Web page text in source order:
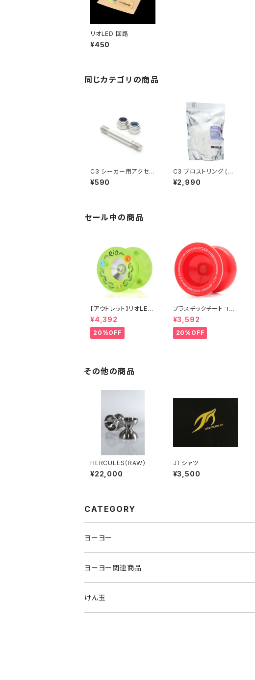
リオLED 回路
¥450
同じカテゴリの商品
C3 シーカー用アクセル
ナットセット
¥590
C3 プロストリング (細
め) x100
¥2,990
セール中の商品
【アウトレット】リオLED
（イエロー）
¥4,392
20%OFF
プラスチックチートコー
ド（レッド）
¥3,592
20%OFF
その他の商品
HERCULES（RAW）
¥22,000
JTシャツ
¥3,500
CATEGORY
ヨーヨー
ジャパンテクノロジー
サムシング
ヨーヨー関連商品
ストリング
けん玉